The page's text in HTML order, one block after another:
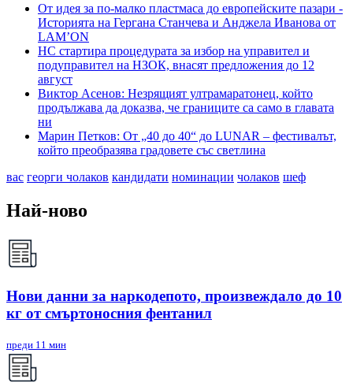
От идея за по-малко пластмаса до европейските пазари -
Историята на Гергана Станчева и Анджела Иванова от
LAM’ОN
НС стартира процедурата за избор на управител и
подуправител на НЗОК, внасят предложения до 12
август
Виктор Асенов: Незрящият ултрамаратонец, който
продължава да доказва, че границите са само в главата
ни
Марин Петков: От „40 до 40“ до LUNAR – фестивалът,
който преобразява градовете със светлина
вас георги чолаков кандидати номинации чолаков шеф
Най-ново
Нови данни за наркодепото, произвеждало до 10
кг от смъртоносния фентанил
преди 11 мин